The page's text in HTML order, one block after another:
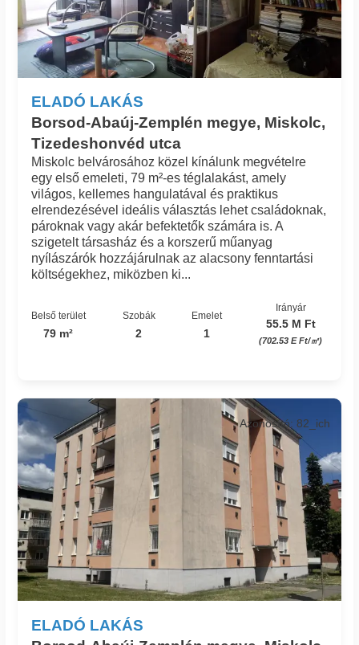
ELADÓ LAKÁS
Borsod-Abaúj-Zemplén megye, Miskolc,
Tizedeshonvéd utca
Miskolc belvárosához közel kínálunk megvételre
egy első emeleti, 79 m²-es téglalakást, amely
világos, kellemes hangulatával és praktikus
elrendezésével ideális választás lehet családoknak,
pároknak vagy akár befektetők számára is. A
szigetelt társasház és a korszerű műanyag
nyílászárók hozzájárulnak az alacsony fenntartási
költségekhez, miközben ki...
Belső terület
79 m²
Szobák
2
Emelet
1
Irányár
55.5 M Ft
(702.53 E Ft/㎡)
ELADÓ LAKÁS
Azonosító: 82_ich